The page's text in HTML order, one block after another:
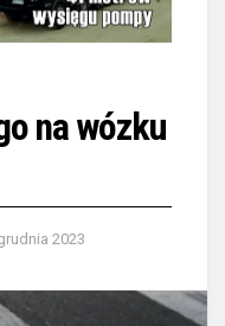
na wózku
2023